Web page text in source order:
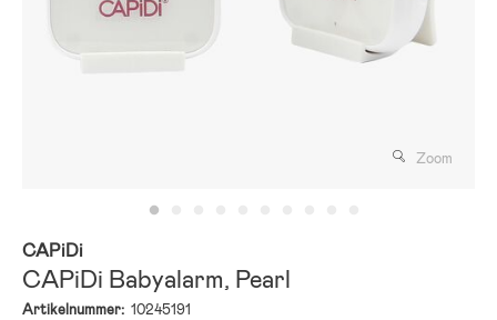
Zoom
CAPiDi
CAPiDi Babyalarm, Pearl
Artikelnummer: 10245191